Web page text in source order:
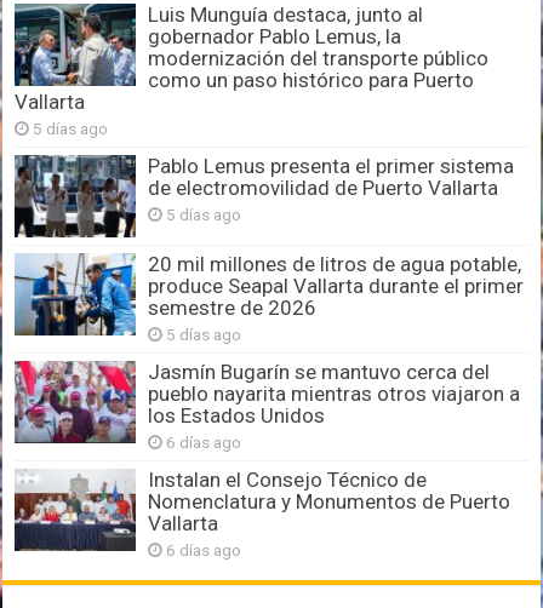
Luis Munguía destaca, junto al
gobernador Pablo Lemus, la
modernización del transporte público
como un paso histórico para Puerto
Vallarta
5 días ago
Pablo Lemus presenta el primer sistema
de electromovilidad de Puerto Vallarta
5 días ago
20 mil millones de litros de agua potable,
produce Seapal Vallarta durante el primer
semestre de 2026
5 días ago
Jasmín Bugarín se mantuvo cerca del
pueblo nayarita mientras otros viajaron a
los Estados Unidos
6 días ago
Instalan el Consejo Técnico de
Nomenclatura y Monumentos de Puerto
Vallarta
6 días ago